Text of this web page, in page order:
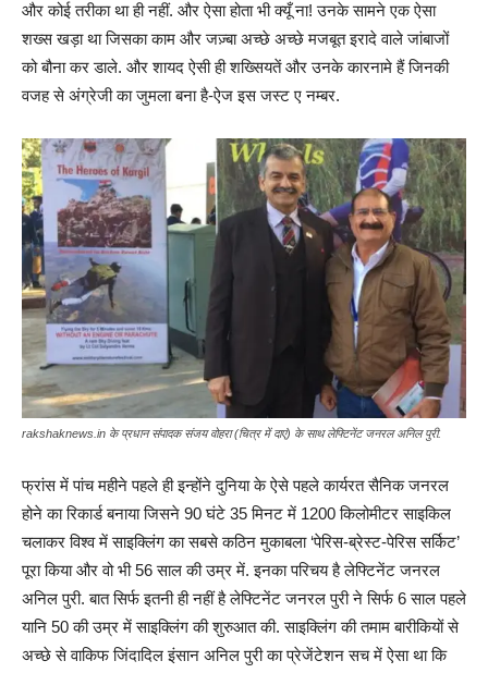
और कोई तरीका था ही नहीं. और ऐसा होता भी क्यूँ ना! उनके सामने एक ऐसा
शख्स खड़ा था जिसका काम और जज़्बा अच्छे अच्छे मजबूत इरादे वाले जांबाजों
को बौना कर डाले. और शायद ऐसी ही शख्सियतें और उनके कारनामे हैं जिनकी
वजह से अंग्रेजी का जुमला बना है-ऐज इस जस्ट ए नम्बर.
rakshaknews.in के प्रधान संपादक संजय वोहरा (चित्र में दाएं) के साथ लेफ्टिनेंट जनरल अनिल पुरी.
फ्रांस में पांच महीने पहले ही इन्होंने दुनिया के ऐसे पहले कार्यरत सैनिक जनरल
होने का रिकार्ड बनाया जिसने 90 घंटे 35 मिनट में 1200 किलोमीटर साइकिल
चलाकर विश्व में साइक्लिंग का सबसे कठिन मुकाबला ‘पेरिस-ब्रेस्ट-पेरिस सर्किट’
पूरा किया और वो भी 56 साल की उम्र में. इनका परिचय है लेफ्टिनेंट जनरल
अनिल पुरी. बात सिर्फ इतनी ही नहीं है लेफ्टिनेंट जनरल पुरी ने सिर्फ 6 साल पहले
यानि 50 की उम्र में साइक्लिंग की शुरुआत की. साइक्लिंग की तमाम बारीकियों से
अच्छे से वाकिफ जिंदादिल इंसान अनिल पुरी का प्रेजेंटेशन सच में ऐसा था कि